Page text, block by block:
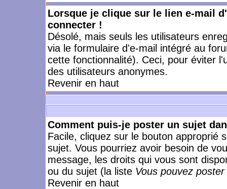
Lorsque je clique sur le lien e-mail
connecter !
Désolé, mais seuls les utilisateurs
via le formulaire d'e-mail intégré au
cette fonctionnalité). Ceci, pour éviter
des utilisateurs anonymes.
Revenir en haut
Comment puis-je poster un sujet
Facile, cliquez sur le bouton approprié
sujet. Vous pourriez avoir besoin de
message, les droits qui vous sont
ou du sujet (la liste Vous pouvez
Revenir en haut